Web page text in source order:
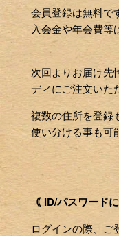
会員登録は無料で
入会金や年会費等
次回よりお届け先
ディにご注文いた
複数の住所を登録
使い分ける事も可
｟ ID/パスワード
ログインの際、ご